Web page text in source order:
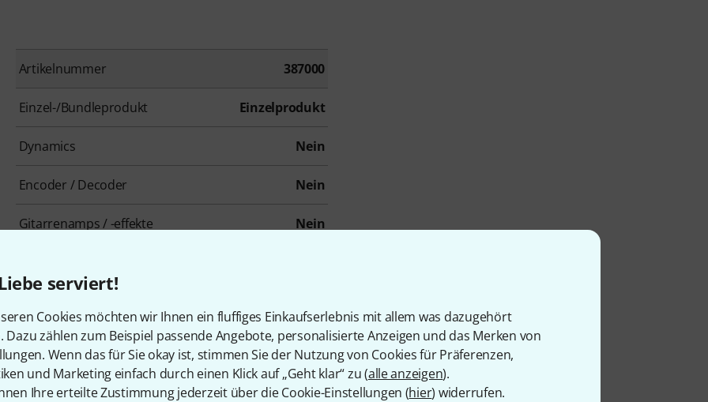
serviert!
Cookies möchten wir Ihnen ein fluffiges Einkaufserlebnis mit allem was dazugehört
Dazu zählen zum Beispiel passende Angebote, personalisierte Anzeigen und das Merken von
Wenn das für Sie okay ist, stimmen Sie der Nutzung von Cookies für Präferenzen,
und Marketing einfach durch einen Klick auf „Geht klar“ zu (alle anzeigen).
Ihre erteilte Zustimmung jederzeit über die Cookie-Einstellungen (hier) widerrufen.
Artikelnummer 387000
Einzel-/Bundleprodukt Einzelprodukt
Dynamics Nein
Encoder / Decoder Nein
Gitarrenamps / -effekte Nein
Overdrive / Distortion Nein
Psychoakustik / Enhancer / Exciter Nein